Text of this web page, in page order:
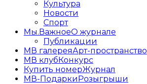
Культура
Новости
Спорт
Мы.ВажноеО журнале
Публикации
МВ галереяАрт-пространство
МВ клубКонкурс
Купить номерЖурнал
МВ-ПодаркиРозыгрыши